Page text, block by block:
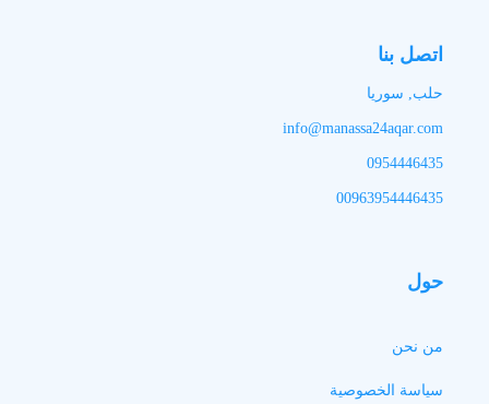
اتصل بنا
حلب, سوريا
info@manassa24aqar.com
0954446435
00963954446435
حول
من نحن
سياسة الخصوصية